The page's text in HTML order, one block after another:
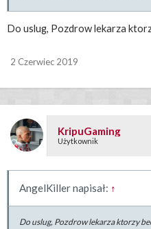
Do uslug, Pozdrow lekarza
2 Czerwiec 2019
KripuGaming
Użytkownik
AngelKiller napisał: ↑
Do uslug, Pozdrow lekarza ktorzy